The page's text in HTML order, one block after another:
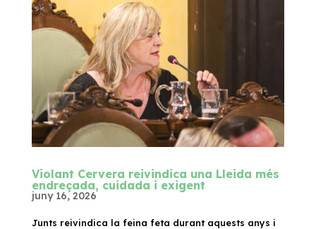
Violant Cervera reivindica una Lleida més
endreçada, cuidada i exigent
juny 16, 2026
Junts reivindica la feina feta durant aquests anys i